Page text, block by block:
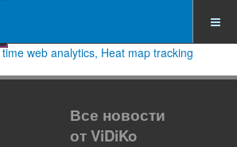
Все новости
от ViDiKo